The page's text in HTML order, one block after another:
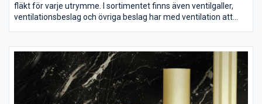
fläkt för varje utrymme. I sortimentet finns även ventilgaller,
ventilationsbeslag och övriga beslag har med ventilation att